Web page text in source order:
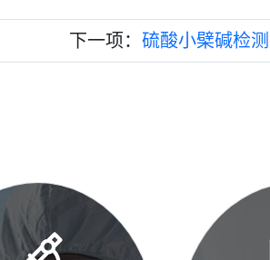
下一项： 硫酸小檗碱检测